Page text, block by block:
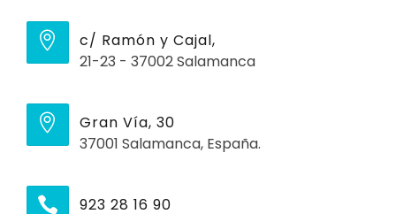
c/ Ramón y Cajal,
21-23 - 37002 Salamanca
Gran Vía, 30
37001 Salamanca, España.
923 28 16 90